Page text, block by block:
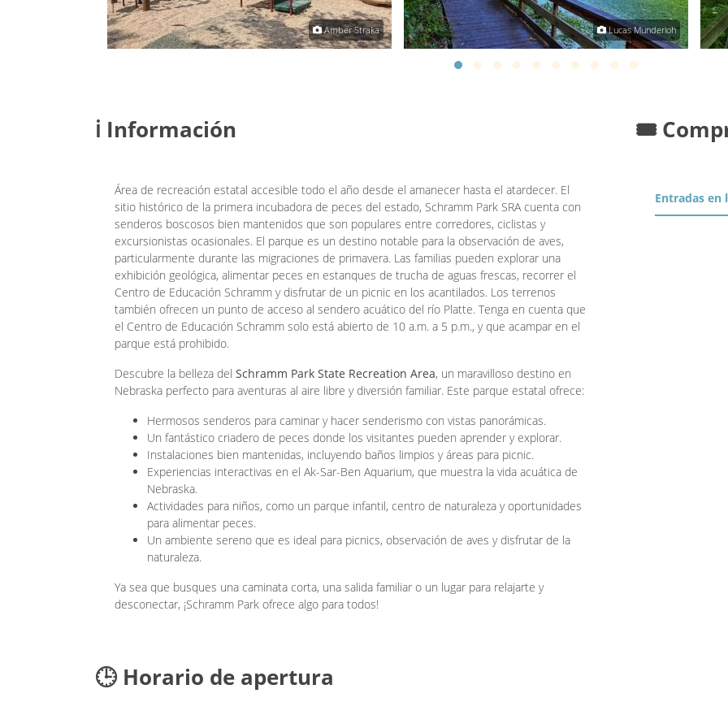
Amber Straka Lucas Munderloh
ℹ️ Información
Área de recreación estatal accesible todo el año desde el amanecer hasta el atardecer. El
sitio histórico de la primera incubadora de peces del estado, Schramm Park SRA cuenta con
senderos boscosos bien mantenidos que son populares entre corredores, ciclistas y
excursionistas ocasionales. El parque es un destino notable para la observación de aves,
particularmente durante las migraciones de primavera. Las familias pueden explorar una
exhibición geológica, alimentar peces en estanques de trucha de aguas frescas, recorrer el
Centro de Educación Schramm y disfrutar de un picnic en los acantilados. Los terrenos
también ofrecen un punto de acceso al sendero acuático del río Platte. Tenga en cuenta que
el Centro de Educación Schramm solo está abierto de 10 a.m. a 5 p.m., y que acampar en el
parque está prohibido.
Descubre la belleza del Schramm Park State Recreation Area, un maravilloso destino en
Nebraska perfecto para aventuras al aire libre y diversión familiar. Este parque estatal ofrece:
Hermosos senderos para caminar y hacer senderismo con vistas panorámicas.
Un fantástico criadero de peces donde los visitantes pueden aprender y explorar.
Instalaciones bien mantenidas, incluyendo baños limpios y áreas para picnic.
Experiencias interactivas en el Ak-Sar-Ben Aquarium, que muestra la vida acuática de
Nebraska.
Actividades para niños, como un parque infantil, centro de naturaleza y oportunidades
para alimentar peces.
Un ambiente sereno que es ideal para picnics, observación de aves y disfrutar de la
naturaleza.
Ya sea que busques una caminata corta, una salida familiar o un lugar para relajarte y
desconectar, ¡Schramm Park ofrece algo para todos!
🕒 Horario de apertura
🎟️
Entradas en